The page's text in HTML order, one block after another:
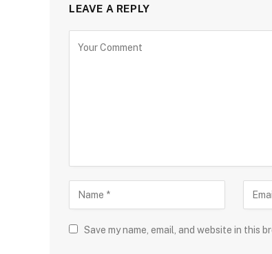
LEAVE A REPLY
Save my name, email, and website in this